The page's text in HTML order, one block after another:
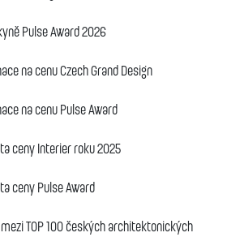
Pulse Award 2026
na cenu Czech Grand Design
na cenu Pulse Award
ceny Interier roku 2025
ceny Pulse Award
TOP 100 českých architektonických